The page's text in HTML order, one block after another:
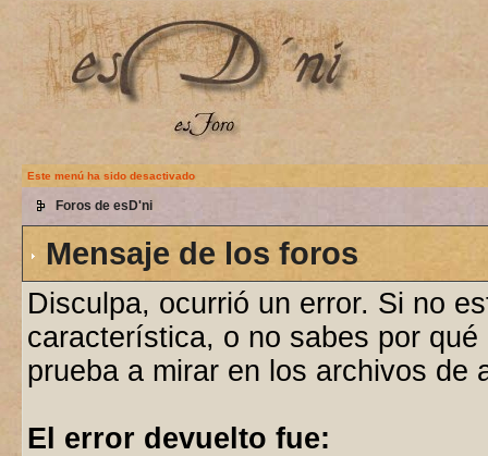
Este menú ha sido desactivado
Foros de esD'ni
Mensaje de los foros
Disculpa, ocurrió un error. Si no
característica, o no sabes por
prueba a mirar en los archivos de
El error devuelto fue: